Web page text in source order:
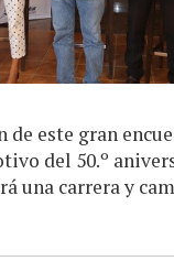
de este gran
del 50.º
una carrera y